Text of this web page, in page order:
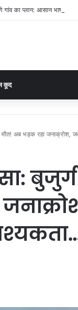
का प्लान: आसान भाषा में
कूद
मौत! अब भड़क रहा जनाक्रोश,
बुजुर्ग